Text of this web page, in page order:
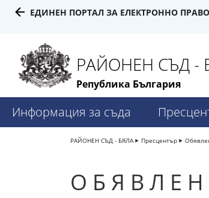
ЕДИНЕН ПОРТАЛ ЗА ЕЛЕКТРОННО
РАЙОНЕН СЪД -
Република България
Информация за съда
РАЙОНЕН СЪД - БЯЛА Пресцентър
О Б Я В Л Е